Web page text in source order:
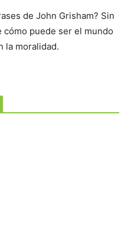
de John Grisham? Sin
puede ser el mundo
la moralidad.